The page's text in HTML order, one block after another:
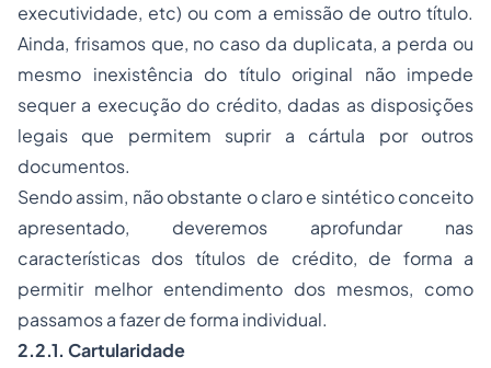
executividade, etc) ou com a emissão de outro título.
Ainda, frisamos que, no caso da duplicata, a perda ou
mesmo inexistência do título original não impede
sequer a execução do crédito, dadas as disposições
legais que permitem suprir a cártula por outros
documentos.
Sendo assim, não obstante o claro e sintético conceito
apresentado, deveremos aprofundar nas
características dos títulos de crédito, de forma a
permitir melhor entendimento dos mesmos, como
passamos a fazer de forma individual.
2.2.1. Cartularidade